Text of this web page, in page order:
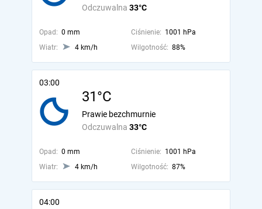
Odczuwalna 33°C
Opad: 0 mm Ciśnienie: 1001 hPa
Wiatr:
4 km/h Wilgotność: 88%
03:00
31°C
Odczuwalna 33°C
Prawie bezchmurnie
Opad: 0 mm Ciśnienie: 1001 hPa
Wiatr:
4 km/h Wilgotność: 87%
04:00